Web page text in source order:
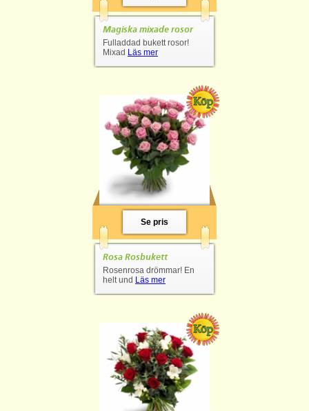
Magiska mixade rosor
Fulladdad bukett rosor!
Mixad Läs mer
Se pris
Rosa Rosbukett
Rosenrosa drömmar! En
helt und Läs mer